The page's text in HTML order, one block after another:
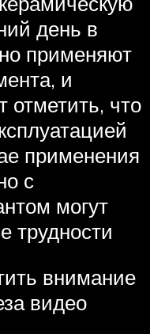
день в
применяют
и
отметить, что
применения
с
могут
трудности
внимание
видео